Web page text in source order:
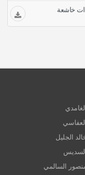
خاشعة
الجليل
السالمي